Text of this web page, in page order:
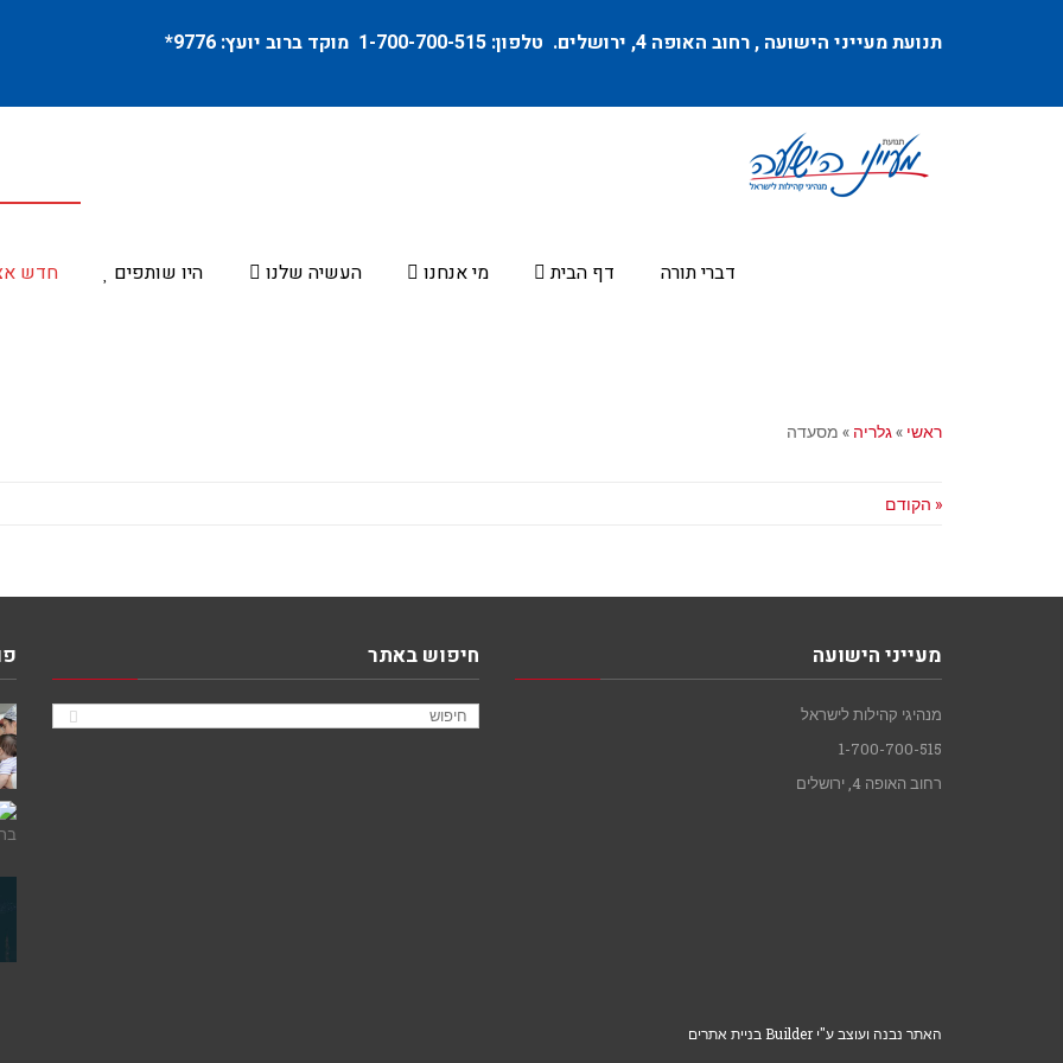
תנועת מעייני הישועה ,רחוב האופה 4 , ירושלים. טלפון: מוקד ברוב יועץ: 9776
*
דברי תורה דף הבית מי אנחנו העשיה שלנו היו שותפים חדש
ראשי »גלריה » מסעדה
« הקודם
מעייני הישועה
מנהיגי קהילות לישראל
1-700-700-515
רחוב האופה 4, ירושלים
חיפוש באתר
האתר נבנה ועוצב ע"י Builder בניית אתרים